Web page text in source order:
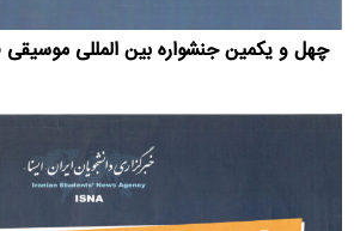
چهل و یکمین جنشواره بین المللی موسیقی